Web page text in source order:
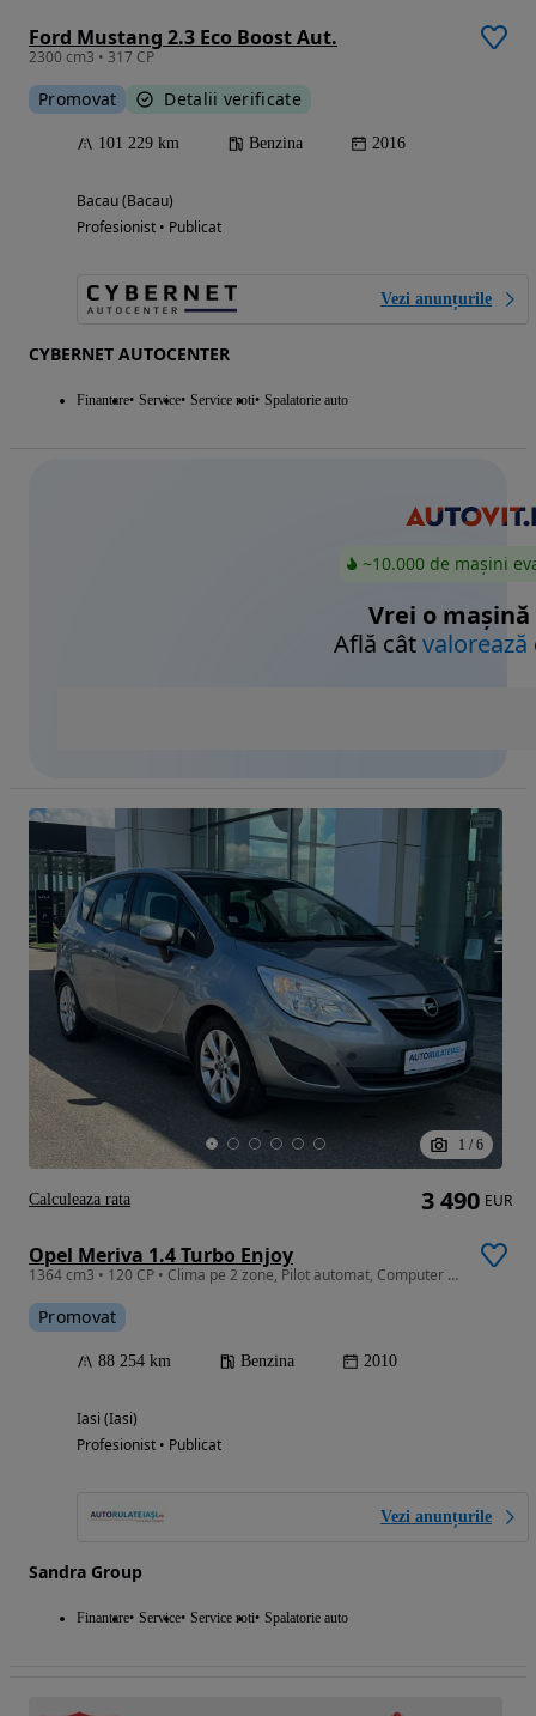
Ford Mustang 2.3 Eco Boost Aut.
2300 cm3 • 317 CP
Promovat Detalii verificate
101 229 km Benzina 2016
Bacau (Bacau)
Profesionist • Publicat
Vezi anunțurile
CYBERNET AUTOCENTER
Finantare Service Service roti Spalatorie auto
~10.000 de mașini
Vrei o mașină
Află câtvalorează
1 / 6
Opel Meriva 1.4 Turbo Enjoy
1364 cm3 • 120 CP • Clima pe 2 zone, Pilot automat, Computer bord, Volan piele
Promovat
88 254 km Benzina 2010
Iasi (Iasi)
Profesionist • Publicat
Vezi anunțurile
Sandra Group
Finantare Service Service roti Spalatorie auto
3 490 EUR
Calculeaza rata